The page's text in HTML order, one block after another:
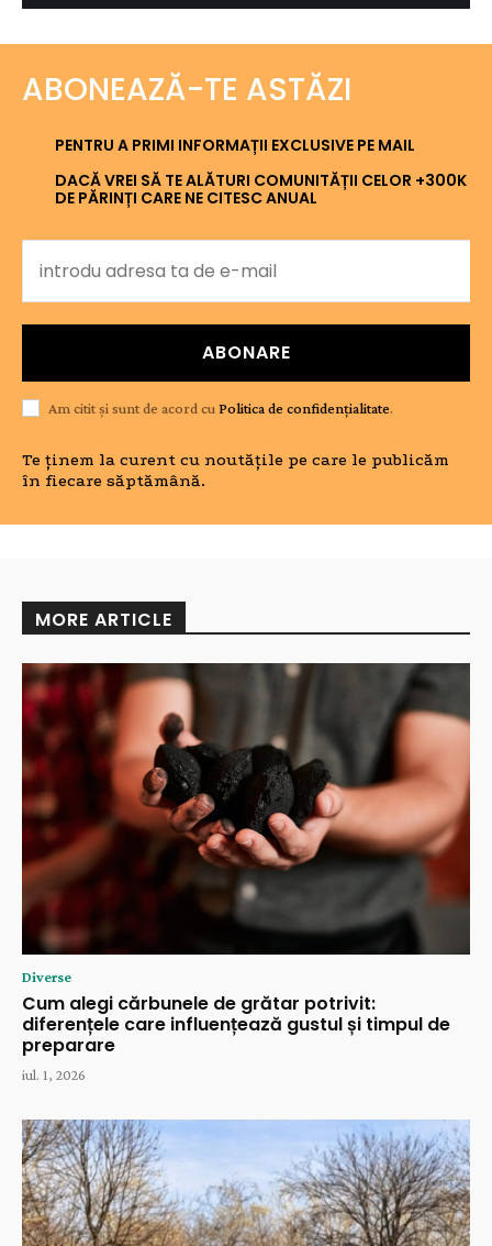
ABONEAZĂ-TE ASTĂZI
PENTRU A PRIMI INFORMAȚII EXCLUSIVE PE MAIL
DACĂ VREI SĂ TE ALĂTURI COMUNITĂȚII CELOR +300K
DE PĂRINȚI CARE NE CITESC ANUAL
ABONARE
Am citit și sunt de acord cu Politica de confidențialitate.
Te ținem la curent cu noutățile pe care le publicăm
în fiecare săptămână.
MORE ARTICLE
Diverse
Cum alegi cărbunele de grătar potrivit:
diferențele care influențează gustul și timpul de
preparare
iul. 1, 2026